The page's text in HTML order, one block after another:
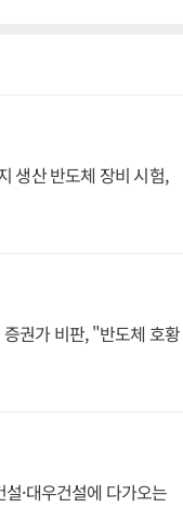
생산 반도체 장비 시험,
권가 비판, "반도체 호황
·대우건설에 다가오는